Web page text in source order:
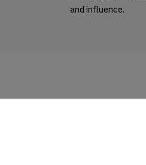
and influence.